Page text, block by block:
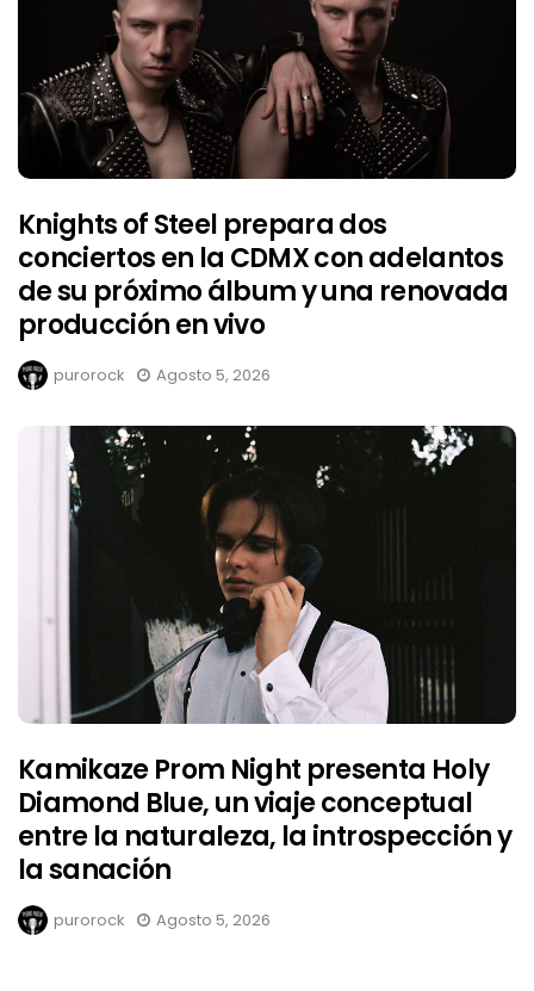
Knights of Steel prepara dos
conciertos en la CDMX con adelantos
de su próximo álbum y una renovada
producción en vivo
purorock Agosto 5, 2026
Kamikaze Prom Night presenta Holy
Diamond Blue, un viaje conceptual
entre la naturaleza, la introspección y
la sanación
purorock Agosto 5, 2026